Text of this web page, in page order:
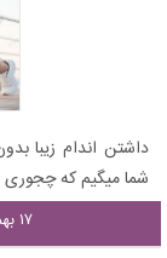
داشتن اندام زیبا
شما میگیم که چجوری
۱۷ بهمن ۱۳۹۷ - ۱۵:۲۱